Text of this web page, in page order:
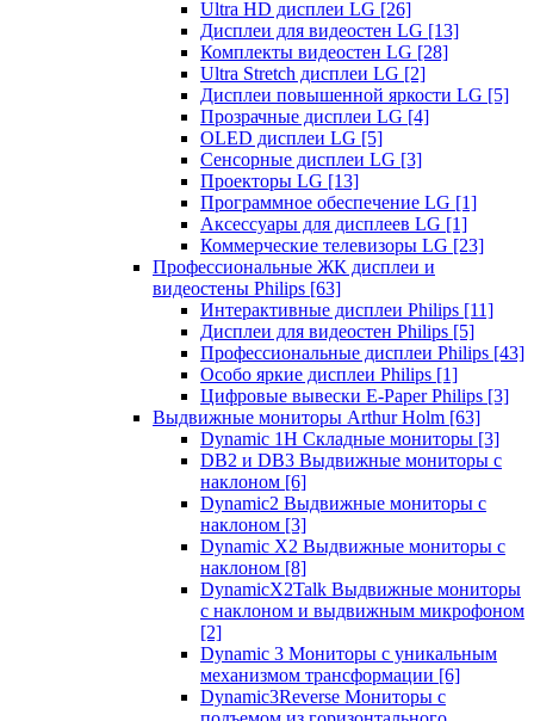
Ultra HD дисплеи LG [26]
Дисплеи для видеостен LG [13]
Комплекты видеостен LG [28]
Ultra Stretch дисплеи LG [2]
Дисплеи повышенной яркости LG [5]
Прозрачные дисплеи LG [4]
OLED дисплеи LG [5]
Сенсорные дисплеи LG [3]
Проекторы LG [13]
Программное обеспечение LG [1]
Аксессуары для дисплеев LG [1]
Коммерческие телевизоры LG [23]
Профессиональные ЖК дисплеи и
видеостены Philips [63]
Интерактивные дисплеи Philips [11]
Дисплеи для видеостен Philips [5]
Профессиональные дисплеи Philips [43]
Особо яркие дисплеи Philips [1]
Цифровые вывески E-Paper Philips [3]
Выдвижные мониторы Arthur Holm [63]
Dynamic 1Н Складные мониторы [3]
DB2 и DB3 Выдвижные мониторы с
наклоном [6]
Dynamic2 Выдвижные мониторы с
наклоном [3]
Dynamic X2 Выдвижные мониторы с
наклоном [8]
DynamicX2Talk Выдвижные мониторы
с наклоном и выдвижным микрофоном
[2]
Dynamic 3 Мониторы с уникальным
механизмом трансформации [6]
Dynamic3Reverse Мониторы с